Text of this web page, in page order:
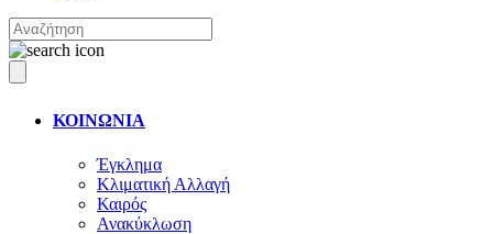
ΚΟΙΝΩΝΙΑ
Έγκλημα
Κλιματική Αλλαγή
Καιρός
Ανακύκλωση